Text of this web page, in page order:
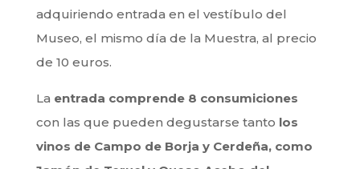
adquiriendo entrada en el vestíbulo del
Museo, el mismo día de la Muestra, al precio
de 10 euros.
La entrada comprende 8 consumiciones
con las que pueden degustarse tanto los
vinos de Campo de Borja y Cerdeña, como